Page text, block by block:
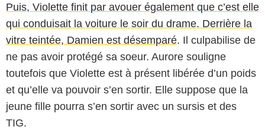
Puis, Violette finit par avouer également que c’est elle
qui conduisait la voiture le soir du drame. Derrière la
vitre teintée, Damien est désemparé. Il culpabilise de
ne pas avoir protégé sa soeur. Aurore souligne
toutefois que Violette est à présent libérée d’un poids
et qu’elle va pouvoir s’en sortir. Elle suppose que la
jeune fille pourra s’en sortir avec un sursis et des
TIG.